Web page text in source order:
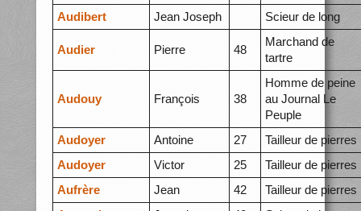
Audibert
Jean Joseph Scieur de long
Audier Pierre 48
Marchand de
tartre
Audouy François 38
Homme de peine
au Journal Le
Peuple
Audoyer
Antoine 27
Tailleur de pierres
Audoyer
Victor 25
Tailleur de pierres
Aufrère
Jean 42
Tailleur de pierres